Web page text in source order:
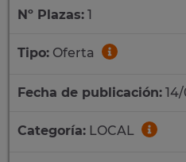
Nº Plazas: 1
Tipo: Oferta
Fecha de publicación:
Categoría: LOCAL